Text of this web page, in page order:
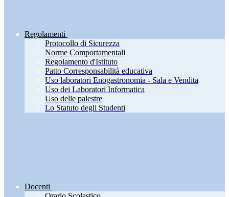
Regolamenti
Protocollo di Sicurezza
Norme Comportamentali
Regolamento d'Istituto
Patto Corresponsabilità educativa
Uso laboratori Enogastronomia - Sala e Vendita
Uso dei Laboratori Informatica
Uso delle palestre
Lo Statuto degli Studenti
Docenti